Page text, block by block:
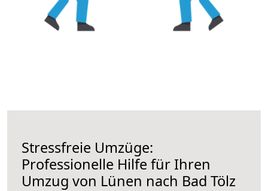
Stressfreie Umzüge:
Professionelle Hilfe für Ihren
Umzug von Lünen nach Bad Tölz